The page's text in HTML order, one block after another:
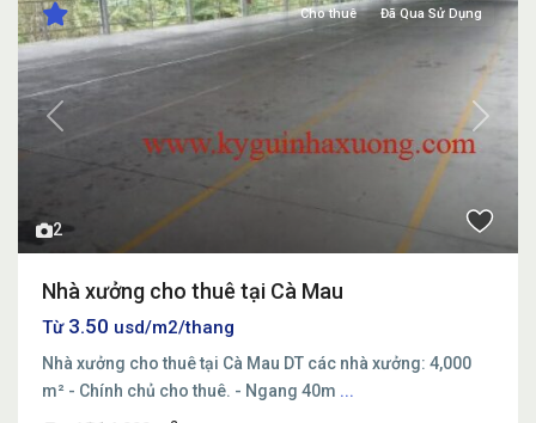
2
Previous Next
Cho thuê Đã Qua Sử Dụng
Nhà xưởng cho thuê tại Cà Mau
Từ3.50 usd/m2/thang
Nhà xưởng cho thuê tại Cà Mau DT các nhà xưởng: 4,000
m² - Chính chủ cho thuê. - Ngang 40m ...